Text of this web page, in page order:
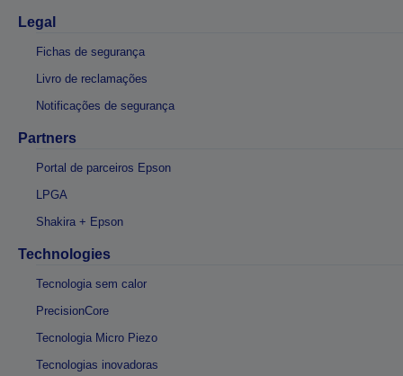
Legal
Fichas de segurança
Livro de reclamações
Notificações de segurança
Partners
Portal de parceiros Epson
LPGA
Shakira + Epson
Technologies
Tecnologia sem calor
PrecisionCore
Tecnologia Micro Piezo
Tecnologias inovadoras